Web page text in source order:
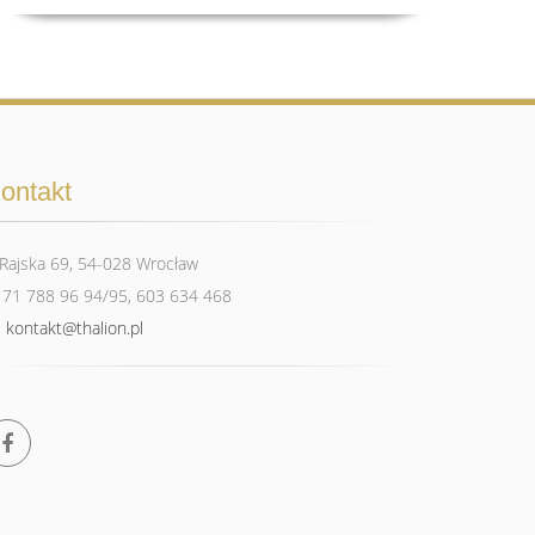
Rajska 69, 54-028 Wrocław
71 788 96 94/95, 603 634 468
kontakt@thalion.pl